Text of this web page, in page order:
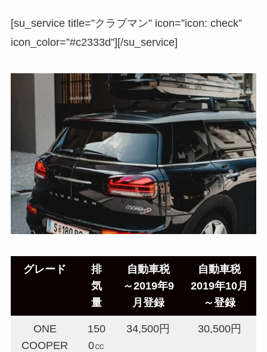
[su_service title=”クラブマン” icon=”icon: check”
icon_color=”#c2333d”][/su_service]
グレード
排
気
量
自動車税
～2019年9
月登録
自動車税
2019年10月
～登録
ONE
COOPER
150
0㏄
34,500円 30,500円